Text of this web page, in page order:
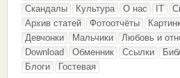
Скандалы
Культура О нас IT
Архив статей
Фотоотчёты
Девчонки
Мальчики Любовь и
Download
Обменник Ссылки
Блоги
Гостевая